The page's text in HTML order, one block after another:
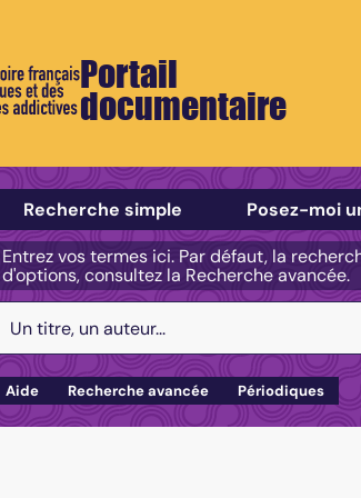
Portail
documentaire
Sélectionner un type de recherche
Recherche simple
Posez-moi
Entrez vos termes ici. Par défaut, la
d'options, consultez la Recherche avancée.
Aide Recherche avancée Périodiques